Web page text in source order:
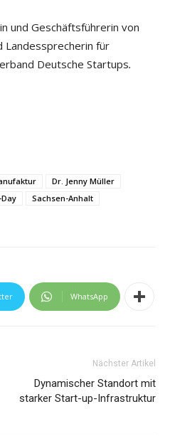
und Geschäftsführerin von
Landessprecherin für
Deutsche Startups.
Dr. Jenny Müller
Sachsen-Anhalt
WhatsApp
Nächster Artikel
Dynamischer Standort mit
starker Start-up-Infrastruktur